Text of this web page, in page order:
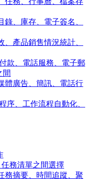
、庫存、電子簽名、
產品銷售情況統計、
款、電話服務、電子郵
間
體廣告、簡訊、電話行
序、工作流程自動化、
務清單之間選擇
務摘要、時間追蹤、聚